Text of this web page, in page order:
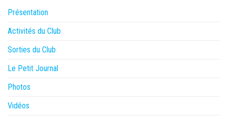
Présentation
Activités du Club
Sorties du Club
Le Petit Journal
Photos
Vidéos